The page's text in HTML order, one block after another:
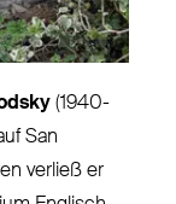
(1940-
San
verließ er